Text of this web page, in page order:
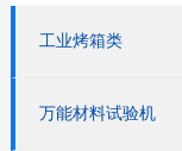
工业烤箱类
万能材料试验机